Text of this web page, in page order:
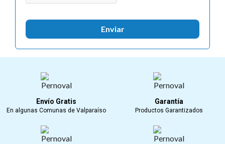
Enviar
Envío Gratis
En algunas Comunas de Valparaíso
Garantía
Productos Garantizados